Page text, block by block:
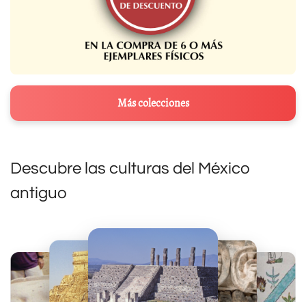
Más colecciones
Descubre las culturas del México
antiguo